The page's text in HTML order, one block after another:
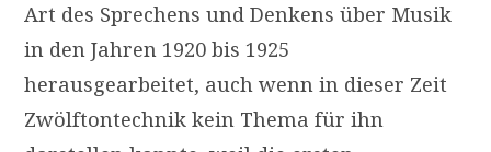
Art des Sprechens und Denkens über Musik
in den Jahren 1920 bis 1925
herausgearbeitet, auch wenn in dieser Zeit
Zwölftontechnik kein Thema für ihn